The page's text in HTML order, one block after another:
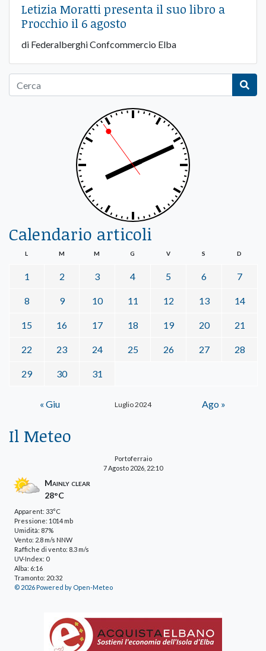
Letizia Moratti presenta il suo libro a
Procchio il 6 agosto
di Federalberghi Confcommercio Elba
Calendario articoli
Luglio 2024
L M M G V S D
1 2 3 4 5 6 7
8 9 10 11 12 13 14
15 16 17 18 19 20 21
22 23 24 25 26 27 28
29 30 31
« Giu Ago »
Il Meteo
Portoferraio
7 Agosto 2026, 22:10
Mainly clear
28°C
Apparent: 33°C
Pressione: 1014 mb
Umidità: 87%
Vento: 2.8 m/s NNW
Raffiche di vento: 8.3 m/s
UV-Index: 0
Alba: 6:16
Tramonto: 20:32
© 2026 Powered by Open-Meteo